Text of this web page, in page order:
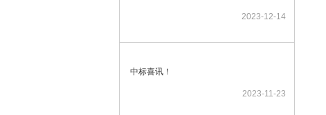
2023-12-14
中标喜讯！
2023-11-23